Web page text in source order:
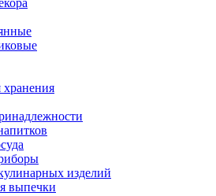
хранения
изделий
выпечки